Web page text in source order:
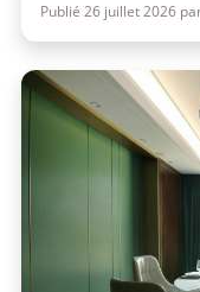
Publié 26 juillet 2026